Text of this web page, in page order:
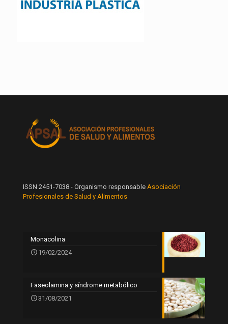
ISSN 2451-7038 - Organismo responsable Asociación
Profesionales de Salud y Alimentos
Monacolina
19/02/2024
Faseolamina y síndrome metabólico
31/08/2021